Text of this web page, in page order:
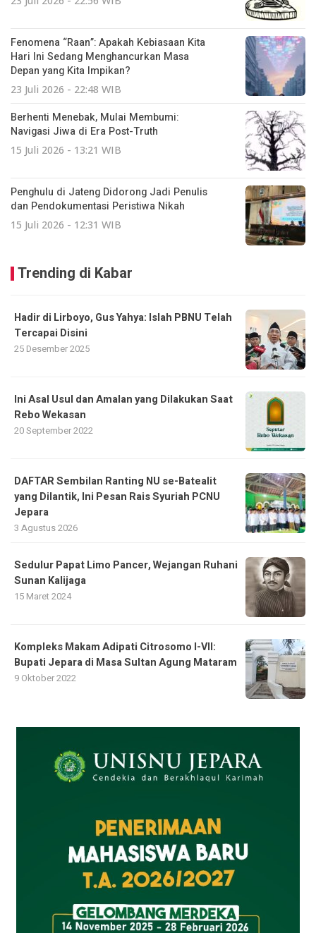
Fenomena “Raan”: Apakah Kebiasaan Kita
Hari Ini Sedang Menghancurkan Masa
Depan yang Kita Impikan?
23 Juli 2026 - 22:48 WIB
Berhenti Menebak, Mulai Membumi:
Navigasi Jiwa di Era Post-Truth
15 Juli 2026 - 13:21 WIB
Penghulu di Jateng Didorong Jadi Penulis
dan Pendokumentasi Peristiwa Nikah
15 Juli 2026 - 12:31 WIB
Trending di Kabar
Hadir di Lirboyo, Gus Yahya: Islah PBNU Telah
Tercapai Disini
25 Desember 2025
Ini Asal Usul dan Amalan yang Dilakukan Saat
Rebo Wekasan
20 September 2022
DAFTAR Sembilan Ranting NU se-Batealit
yang Dilantik, Ini Pesan Rais Syuriah PCNU
Jepara
3 Agustus 2026
Sedulur Papat Limo Pancer, Wejangan Ruhani
Sunan Kalijaga
15 Maret 2024
Kompleks Makam Adipati Citrosomo I-VII:
Bupati Jepara di Masa Sultan Agung Mataram
9 Oktober 2022